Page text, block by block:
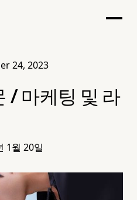
24, 2023
/ 마케팅 및 라
1월 20일